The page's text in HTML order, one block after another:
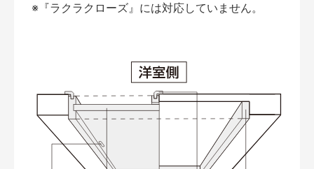
※『ラクラクローズ』には対応していません。